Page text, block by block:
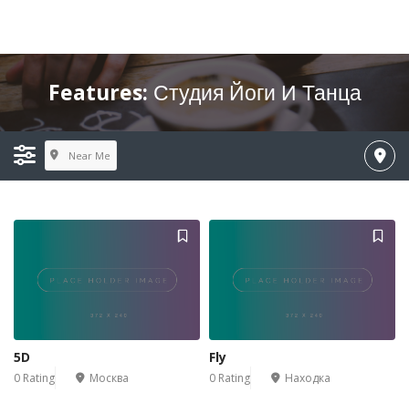
Features: Студия Йоги И Танца
Near Me
5D
0 Rating Москва
Fly
0 Rating Находка